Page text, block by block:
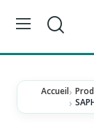
Accueil